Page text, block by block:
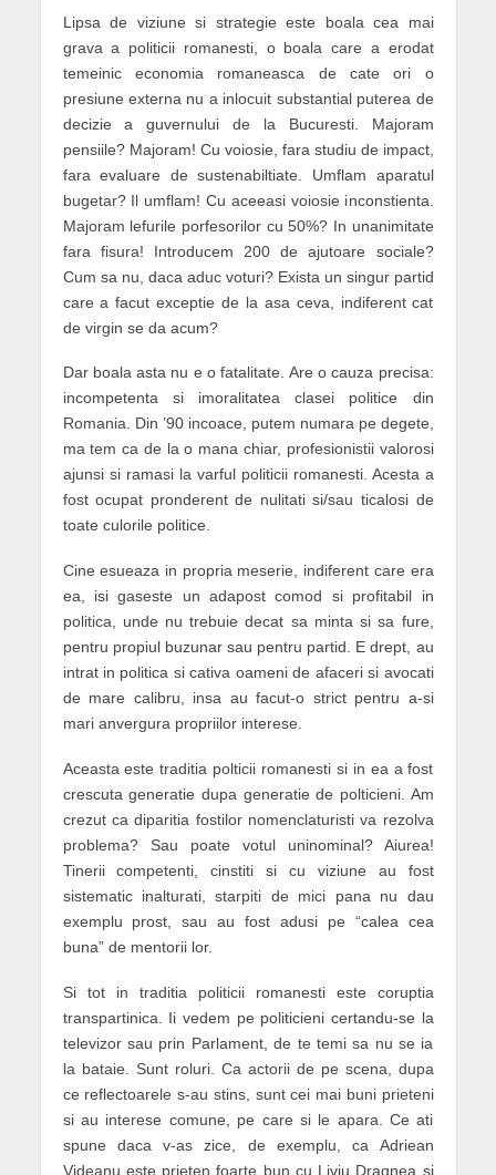
Lipsa de viziune si strategie este boala cea mai
grava a politicii romanesti, o boala care a erodat
temeinic economia romaneasca de cate ori o
presiune externa nu a inlocuit substantial puterea de
decizie a guvernului de la Bucuresti. Majoram
pensiile? Majoram! Cu voiosie, fara studiu de impact,
fara evaluare de sustenabiltiate. Umflam aparatul
bugetar? Il umflam! Cu aceeasi voiosie inconstienta.
Majoram lefurile porfesorilor cu 50%? In unanimitate
fara fisura! Introducem 200 de ajutoare sociale?
Cum sa nu, daca aduc voturi? Exista un singur partid
care a facut exceptie de la asa ceva, indiferent cat
de virgin se da acum?
Dar boala asta nu e o fatalitate. Are o cauza precisa:
incompetenta si imoralitatea clasei politice din
Romania. Din ’90 incoace, putem numara pe degete,
ma tem ca de la o mana chiar, profesionistii valorosi
ajunsi si ramasi la varful politicii romanesti. Acesta a
fost ocupat pronderent de nulitati si/sau ticalosi de
toate culorile politice.
Cine esueaza in propria meserie, indiferent care era
ea, isi gaseste un adapost comod si profitabil in
politica, unde nu trebuie decat sa minta si sa fure,
pentru propiul buzunar sau pentru partid. E drept, au
intrat in politica si cativa oameni de afaceri si avocati
de mare calibru, insa au facut-o strict pentru a-si
mari anvergura propriilor interese.
Aceasta este traditia polticii romanesti si in ea a fost
crescuta generatie dupa generatie de polticieni. Am
crezut ca diparitia fostilor nomenclaturisti va rezolva
problema? Sau poate votul uninominal? Aiurea!
Tinerii competenti, cinstiti si cu viziune au fost
sistematic inalturati, starpiti de mici pana nu dau
exemplu prost, sau au fost adusi pe “calea cea
buna” de mentorii lor.
Si tot in traditia politicii romanesti este coruptia
transpartinica. Ii vedem pe politicieni certandu-se la
televizor sau prin Parlament, de te temi sa nu se ia
la bataie. Sunt roluri. Ca actorii de pe scena, dupa
ce reflectoarele s-au stins, sunt cei mai buni prieteni
si au interese comune, pe care si le apara. Ce ati
spune daca v-as zice, de exemplu, ca Adriean
Videanu este prieten foarte bun cu Liviu Dragnea si